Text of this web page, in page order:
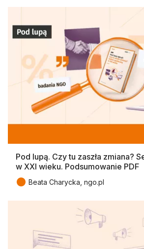
Pod lupą. Czy tu zaszła zmiana?
w XXI wieku. Podsumowanie PDF
● Beata Charycka, ngo.pl